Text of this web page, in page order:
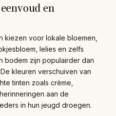
en
kiezen voor lokale bloemen,
lelies en zelfs
bodem zijn populairder dan
kleuren verschuiven van
tinten zoals crème,
aan de
in hun jeugd droegen.